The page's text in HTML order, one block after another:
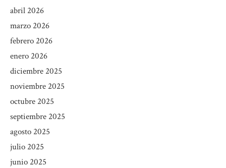
abril 2026
marzo 2026
febrero 2026
enero 2026
diciembre 2025
noviembre 2025
octubre 2025
septiembre 2025
agosto 2025
julio 2025
junio 2025